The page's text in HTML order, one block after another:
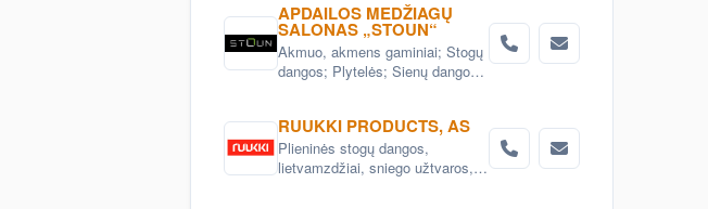
APDAILOS MEDŽIAGŲ
SALONAS „STOUN“
Akmuo, akmens gaminiai; Stogų
dangos; Plytelės; Sienų dangos;
interejeras; Apdailos medžiagos
RUUKKI PRODUCTS, AS
Plieninės stogų dangos,
lietvamzdžiai, sniego užtvaros,